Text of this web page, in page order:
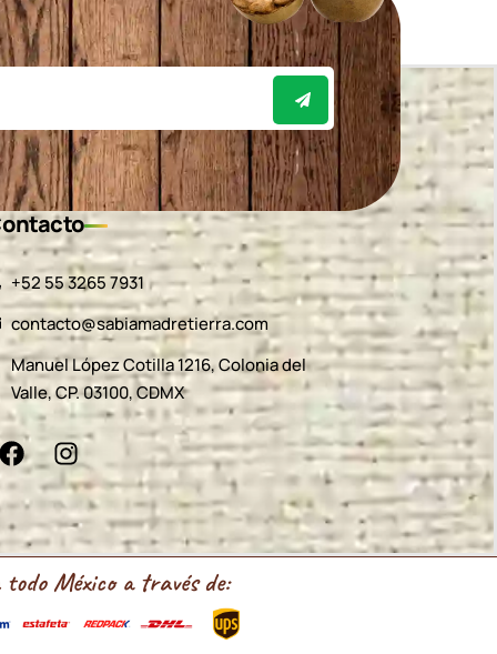
‪+52 55 3265 7931‬
contacto@sabiamadretierra.com
Manuel López Cotilla 1216, Colonia del
Valle, CP. 03100, CDMX
todo México a través de: